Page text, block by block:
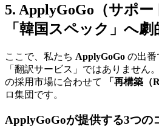
5. ApplyGoGo（サポ
「韓国スペック」へ劇
ここで、私たち ​ ApplyGoGo の出番
「翻訳サービス」ではありません
の採用市場に合わせて
「再構築（
ロ集団です。
ApplyGoGoが提供する3つの